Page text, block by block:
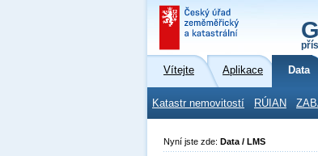
Vítejte Aplikace Data
Katastr nemovitostí RÚIAN
Nyní jste zde: Data / LMS